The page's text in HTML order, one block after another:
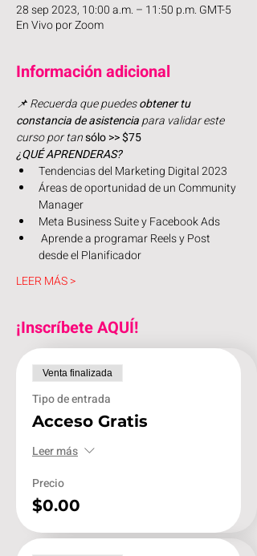
28 sep 2023, 10:00 a.m. – 11:50 p.m. GMT-5
En Vivo por Zoom
Información adicional
📌 Recuerda que puedes obtener tu
constancia de asistencia para validar este
curso por tan sólo >> $75
¿QUÉ APRENDERAS?
Tendencias del Marketing Digital 2023
Áreas de oportunidad de un Community
Manager
Meta Business Suite y Facebook Ads
Aprende a programar Reels y Post
desde el Planificador
LEER MÁS >
¡Inscríbete AQUÍ!
Venta finalizada
Tipo de entrada
Acceso Gratis
Leer más
Precio
$0.00